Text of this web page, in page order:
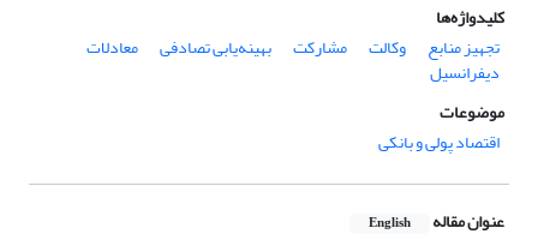
کلیدواژه‌ها
تجهیز منابع
وکالت مشارکت بهینه‌یابی تصادفی معادلات
دیفرانسیل
موضوعات
اقتصاد پولی و بانکی
عنوان مقاله English